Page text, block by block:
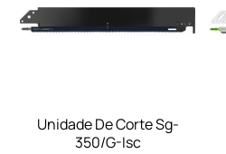
Unidade De Corte Sg-
350/G-Isc